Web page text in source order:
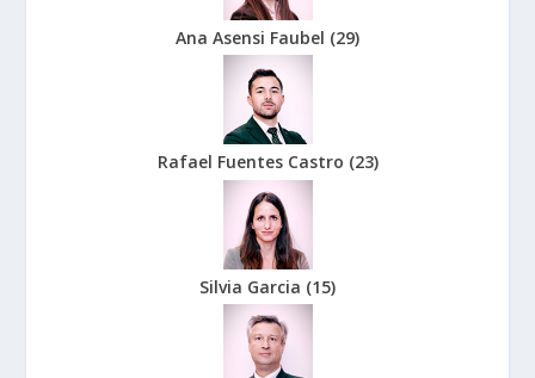
Ana Asensi Faubel (29)
Rafael Fuentes Castro (23)
Silvia Garcia (15)